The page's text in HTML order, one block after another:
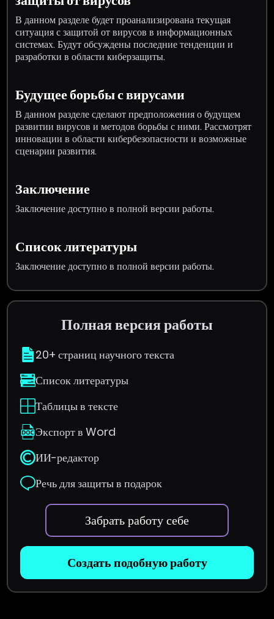
В данном разделе будет проанализирована текущая
ситуация с защитой от вирусов в информационных
системах. Будут обсуждены последние тенденции и
разработки в области киберзащиты.
Будущее борьбы с вирусами
В данном разделе сделают предположения о будущем
развитии вирусов и методов борьбы с ними. Рассмотрят
инновации в области кибербезопасности и возможные
сценарии развития.
Заключение
Заключение доступно в полной версии работы.
Список литературы
Заключение доступно в полной версии работы.
Полная версия работы
20+ страниц научного текста
Список литературы
Таблицы в тексте
Экспорт в Word
ИИ-редактор
Речь для защиты в подарок
Забрать работу себе
Создать подобную работу